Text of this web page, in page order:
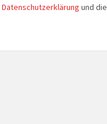
Datenschutzerklärung und die